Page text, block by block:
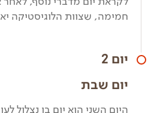
חמימה, שצוות הלוגיסטיקה
יום 2
יום שבת
היום השני הוא יום בו נצלול